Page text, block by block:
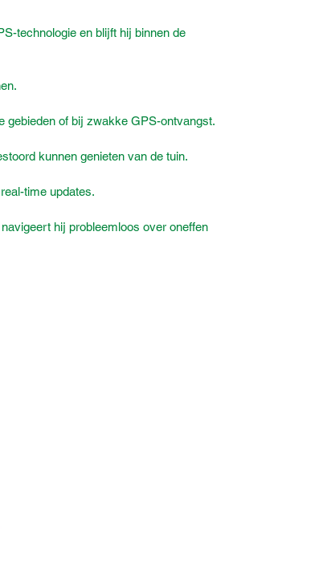
technologie en blijft hij binnen de
gebieden of bij zwakke GPS-ontvangst.
kunnen genieten van de tuin.
time updates.
hij probleemloos over oneffen